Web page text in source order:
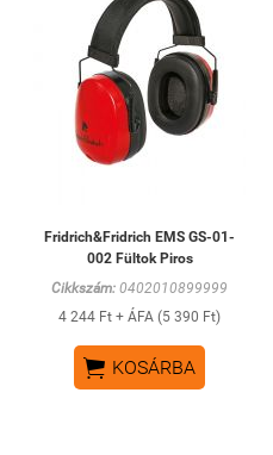
Fridrich&Fridrich EMS GS-01-
002 Fültok Piros
Cikkszám: 0402010899999
4 244 Ft + ÁFA (5 390 Ft)
 KOSÁRBA